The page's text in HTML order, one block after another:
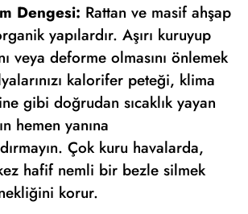
Dengesi: Rattan ve masif ahşap
yapılardır. Aşırı kuruyup
veya deforme olmasını önlemek
kalorifer peteği, klima
gibi doğrudan sıcaklık yayan
hemen yanına
Çok kuru havalarda,
hafif nemli bir bezle silmek
korur.